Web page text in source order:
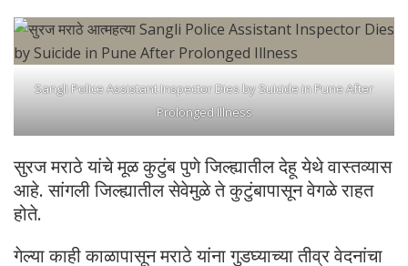
Sangli Police Assistant Inspector Dies by Suicide in Pune After
Prolonged Illness
सुरज मराठे यांचे मूळ कुटुंब पुणे जिल्ह्यातील देहू येथे वास्तव्यास
आहे. सांगली जिल्ह्यातील सेवेमुळे ते कुटुंबापासून वेगळे राहत
होते.
गेल्या काही काळापासून मराठे यांना गुडघ्याच्या तीव्र वेदनांचा